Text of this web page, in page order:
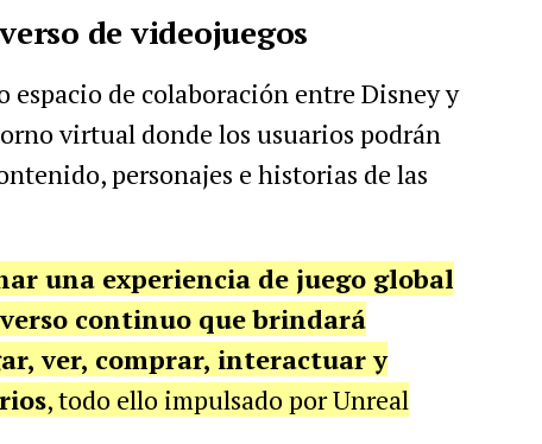
de videojuegos
espacio de colaboración entre Disney y
virtual donde los usuarios podrán
personajes e historias de las
una experiencia de juego global
continuo que brindará
ver, comprar, interactuar y
, todo ello impulsado por Unreal